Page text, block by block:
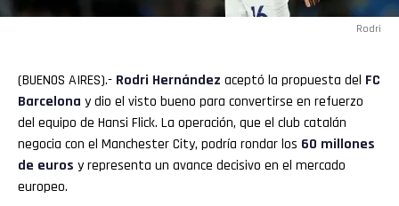
Rodri
(BUENOS AIRES).- Rodri Hernández aceptó la propuesta del FC
Barcelona y dio el visto bueno para convertirse en refuerzo
del equipo de Hansi Flick. La operación, que el club catalán
negocia con el Manchester City, podría rondar los 60 millones
de euros y representa un avance decisivo en el mercado
europeo.